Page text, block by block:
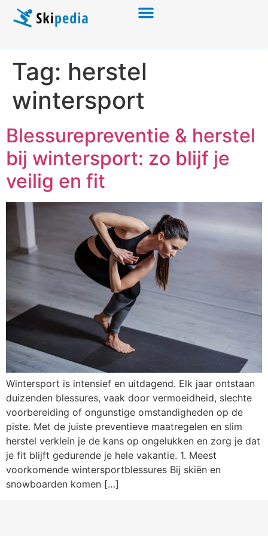
Tag: herstel
wintersport
Blessurepreventie & herstel
bij wintersport: zo blijf je
veilig en fit
Wintersport is intensief en uitdagend. Elk jaar ontstaan
duizenden blessures, vaak door vermoeidheid, slechte
voorbereiding of ongunstige omstandigheden op de
piste. Met de juiste preventieve maatregelen en slim
herstel verklein je de kans op ongelukken en zorg je dat
je fit blijft gedurende je hele vakantie. 1. Meest
voorkomende wintersportblessures Bij skiën en
snowboarden komen […]